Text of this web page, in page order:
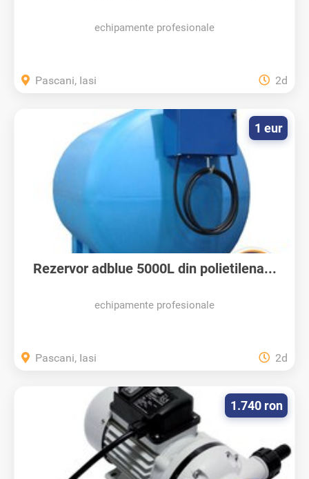
echipamente profesionale
Pascani, Iasi 2d
Rezervor adblue 5000L din polietilena...
echipamente profesionale
1 eur
Pascani, Iasi 2d
1.740 ron